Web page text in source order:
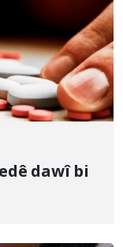
dawî bi